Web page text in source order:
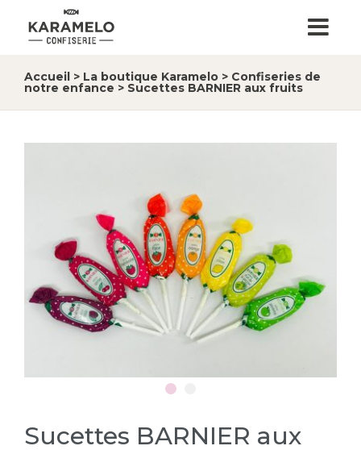
Accueil > La boutique Karamelo > Confiseries de
notre enfance > Sucettes BARNIER aux fruits
Sucettes BARNIER aux